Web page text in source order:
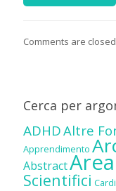
Comments are
Cerca per
ADHDAltre
Apprendimento
Abstract
Scientifici